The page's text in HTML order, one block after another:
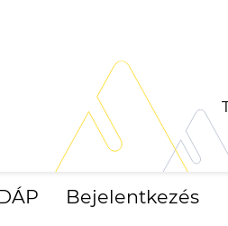
Bejelentkezés